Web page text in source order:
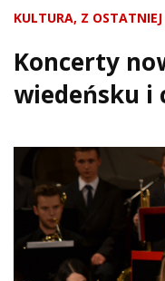
KULTURA, Z
Koncerty
wiedeńsku